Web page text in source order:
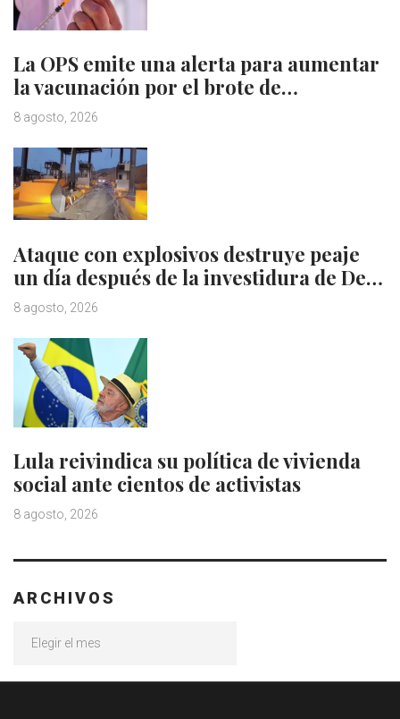
La OPS emite una alerta para aumentar
la vacunación por el brote de…
8 agosto, 2026
Ataque con explosivos destruye peaje
un día después de la investidura de De…
8 agosto, 2026
Lula reivindica su política de vivienda
social ante cientos de activistas
8 agosto, 2026
ARCHIVOS